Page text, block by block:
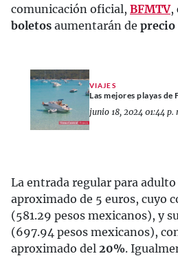
comunicación oficial, BFMTV,
boletos aumentarán de precio
VIAJES
Las mejores playas
junio 18, 2024 01:44 p.
La entrada regular para
aproximado de 5 euros, cuyo
(581.29 pesos mexicanos), y
(697.94 pesos mexicanos),
aproximado del 20%.